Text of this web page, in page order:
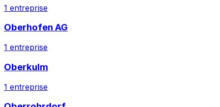
1 entreprise
Oberhofen AG
1 entreprise
Oberkulm
1 entreprise